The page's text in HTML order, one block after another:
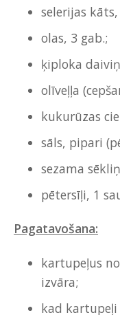
selerijas kāts,
olas, 3 gab.;
ķiploka
olīveļļa
kukurūzas
sāls, pipari
sezama
pētersīļi, 1
Pagatavošana:
kartupeļus
izvāra;
kad kartupeļi